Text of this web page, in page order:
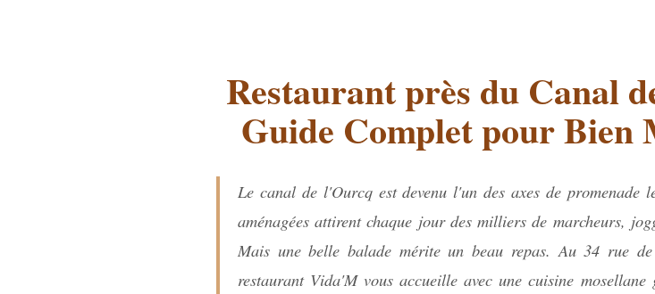
Restaurant près du Canal
Guide Complet pour Bien
Le canal de l'Ourcq est devenu l'un des axes de promenade
aménagées attirent chaque jour des milliers de marcheurs,
Mais une belle balade mérite un beau repas. Au 34 rue
restaurant Vida'M vous accueille avec une cuisine